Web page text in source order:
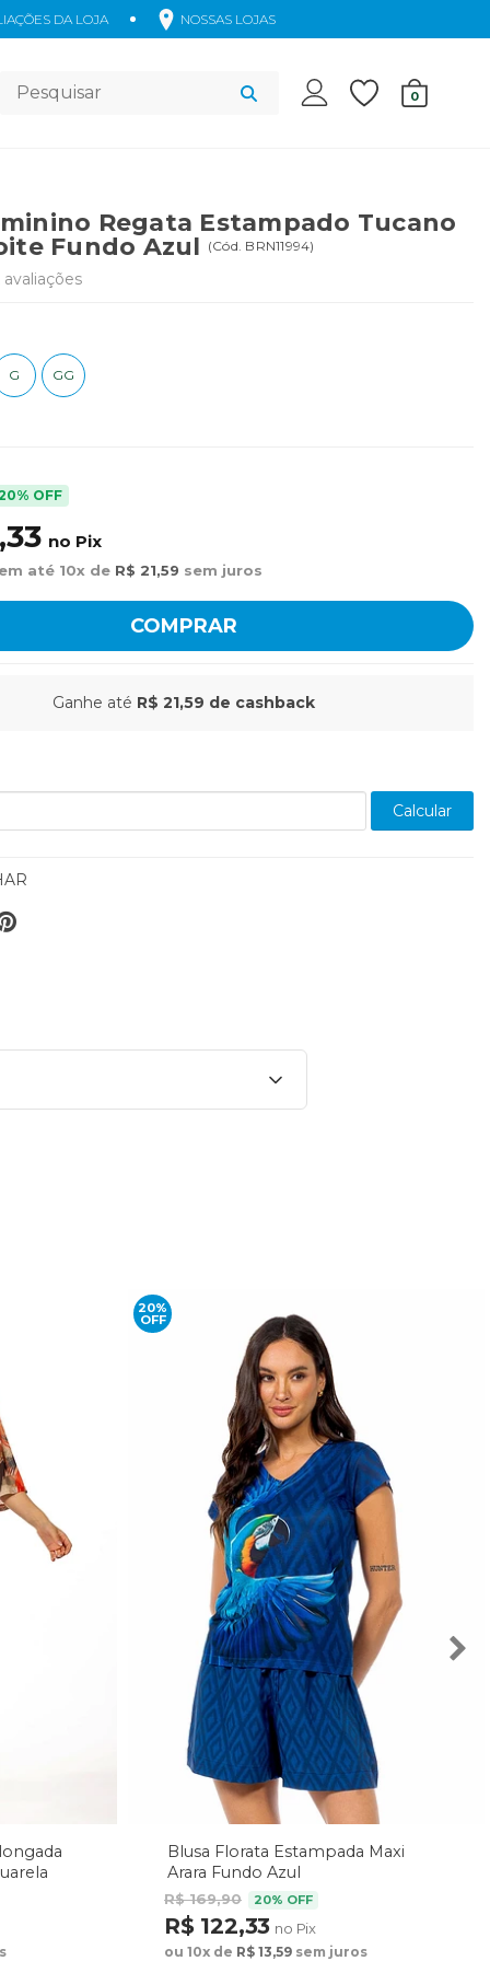
DA LOJA NOSSAS LOJAS
Acessórios 0
Regata Estampado Tucano
Fundo Azul (Cód. BRN11994)
avaliações
G GG
OFF
no Pix
até 10x de R$ 21,59 sem juros
COMPRAR
Ganhe até R$ 21,59 de cashback
Calcular
20%
OFF
Blusa Florata Estampada Maxi
Arara Fundo Azul
R$ 169,90 20% OFF
R$ 122,33 no Pix
ou 10x de R$ 13,59 sem juros